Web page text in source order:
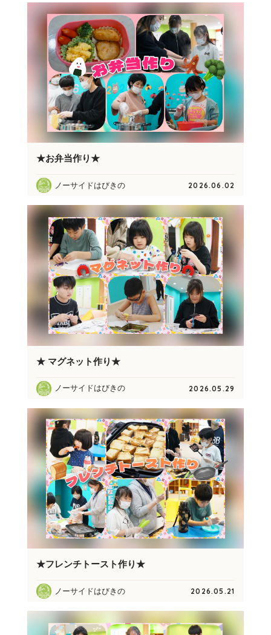
★お弁当作り★
ノーサイドはびきの 2026.06.02
★ マグネット作り★
ノーサイドはびきの 2026.05.29
★フレンチトースト作り★
ノーサイドはびきの 2026.05.21